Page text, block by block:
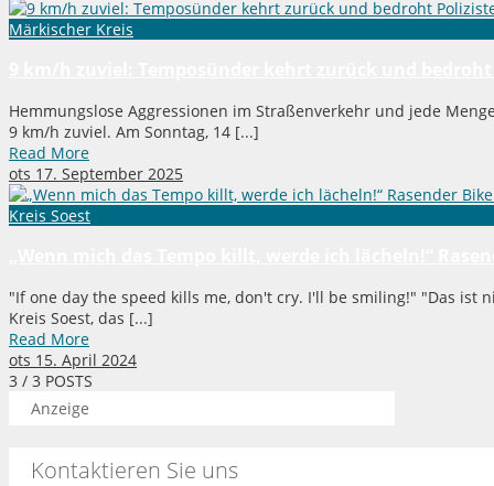
Märkischer Kreis
Hemmungslose Aggressionen im Straßenverkehr und jede
9 km/h zuviel. Am Sonntag, 14 [...]
Read More
ots 17. September 2025
Kreis Soest
"If one day the speed kills me, don't cry. I'll be smiling!" "Das ist
Kreis Soest, das [...]
Read More
ots 15. April 2024
3 / 3 POSTS
Anzeige
Kontaktieren Sie uns